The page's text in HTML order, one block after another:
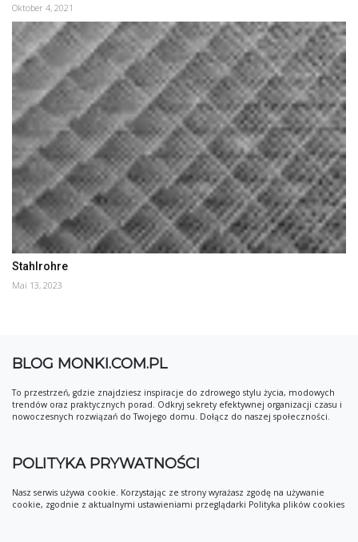
Oktober 4, 2021
Stahlrohre
Mai 13, 2023
BLOG MONKI.COM.PL
To przestrzeń, gdzie znajdziesz inspiracje do zdrowego stylu życia, modowych
trendów oraz praktycznych porad. Odkryj sekrety efektywnej organizacji czasu i
nowoczesnych rozwiązań do Twojego domu. Dołącz do naszej społeczności.
POLITYKA PRYWATNOŚCI
Nasz serwis używa cookie. Korzystając ze strony wyrażasz zgodę na używanie
cookie, zgodnie z aktualnymi ustawieniami przeglądarki Polityka plików cookies